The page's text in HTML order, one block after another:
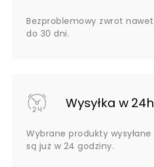
Bezproblemowy zwrot nawet
do 30 dni.
Wysyłka w 24h
Wybrane produkty wysyłane
są już w 24 godziny.